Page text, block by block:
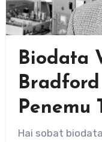
Biodata
Penemu
Hai sobat biodata, kali ini kami akan bagikan